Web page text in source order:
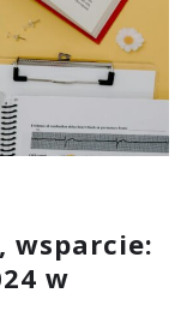
wsparcie:
w